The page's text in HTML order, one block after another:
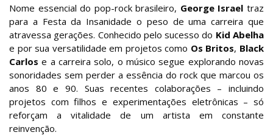
Nome essencial do pop-rock brasileiro, George Israeltraz
para a Festa da Insanidade o peso de uma carreira que
atravessa gerações. Conhecido pelo sucesso do Kid Abelha
e por sua versatilidade em projetos como Os Britos, Black
Carlos e a carreira solo, o músico segue explorando novas
sonoridades sem perder a essência do rock que marcou os
anos 80 e 90. Suas recentes colaborações – incluindo
projetos com filhos e experimentações eletrônicas – só
reforçam a vitalidade de um artista em constante
reinvenção.